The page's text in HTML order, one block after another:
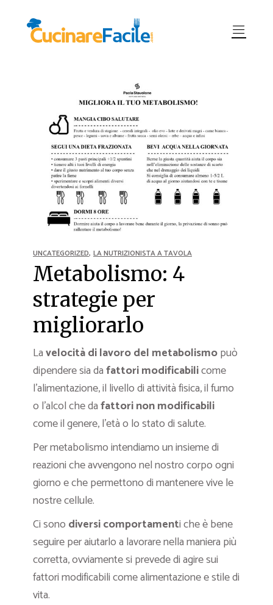
UNCATEGORIZED, LA NUTRIZIONISTA A TAVOLA
Metabolismo: 4
strategie per
migliorarlo
Lavelocità di lavoro del metabolismopuò
dipendere sia dafattori modificabilicome
l’alimentazione, il livello di attività fisica, il fumo
o l’alcol che dafattori non modificabili
come il genere, l’età o lo stato di salute.
Per metabolismo intendiamo un insieme di
reazioni che avvengono nel nostro corpo ogni
giorno e che permettono di mantenere vive le
nostre cellule.
Ci sono diversi comportamenti che è bene
seguire per aiutarlo a lavorare nella maniera più
corretta, ovviamente si prevede di agire sui
fattori modificabili come alimentazione e stile di
vita.